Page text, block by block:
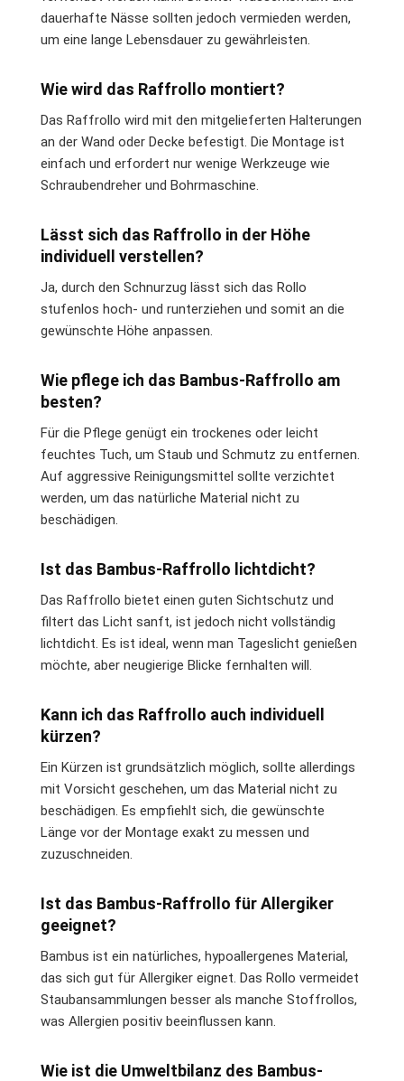
dauerhafte Nässe sollten jedoch vermieden werden,
um eine lange Lebensdauer zu gewährleisten.
Wie wird das Raffrollo montiert?
Das Raffrollo wird mit den mitgelieferten Halterungen
an der Wand oder Decke befestigt. Die Montage ist
einfach und erfordert nur wenige Werkzeuge wie
Schraubendreher und Bohrmaschine.
Lässt sich das Raffrollo in der Höhe
individuell verstellen?
Ja, durch den Schnurzug lässt sich das Rollo
stufenlos hoch- und runterziehen und somit an die
gewünschte Höhe anpassen.
Wie pflege ich das Bambus-Raffrollo am
besten?
Für die Pflege genügt ein trockenes oder leicht
feuchtes Tuch, um Staub und Schmutz zu entfernen.
Auf aggressive Reinigungsmittel sollte verzichtet
werden, um das natürliche Material nicht zu
beschädigen.
Ist das Bambus-Raffrollo lichtdicht?
Das Raffrollo bietet einen guten Sichtschutz und
filtert das Licht sanft, ist jedoch nicht vollständig
lichtdicht. Es ist ideal, wenn man Tageslicht genießen
möchte, aber neugierige Blicke fernhalten will.
Kann ich das Raffrollo auch individuell
kürzen?
Ein Kürzen ist grundsätzlich möglich, sollte allerdings
mit Vorsicht geschehen, um das Material nicht zu
beschädigen. Es empfiehlt sich, die gewünschte
Länge vor der Montage exakt zu messen und
zuzuschneiden.
Ist das Bambus-Raffrollo für Allergiker
geeignet?
Bambus ist ein natürliches, hypoallergenes Material,
das sich gut für Allergiker eignet. Das Rollo vermeidet
Staubansammlungen besser als manche Stoffrollos,
was Allergien positiv beeinflussen kann.
Wie ist die Umweltbilanz des Bambus-